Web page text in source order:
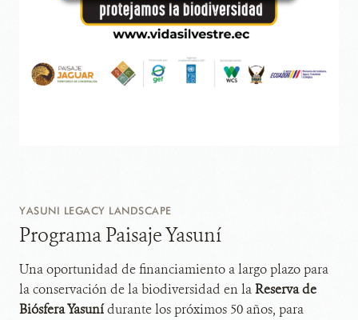
YASUNI LEGACY LANDSCAPE
Programa Paisaje Yasuní
Una oportunidad de financiamiento a largo plazo para
la conservación de la biodiversidad en laReserva de
Biósfera Yasunídurante los próximos 50 años, para